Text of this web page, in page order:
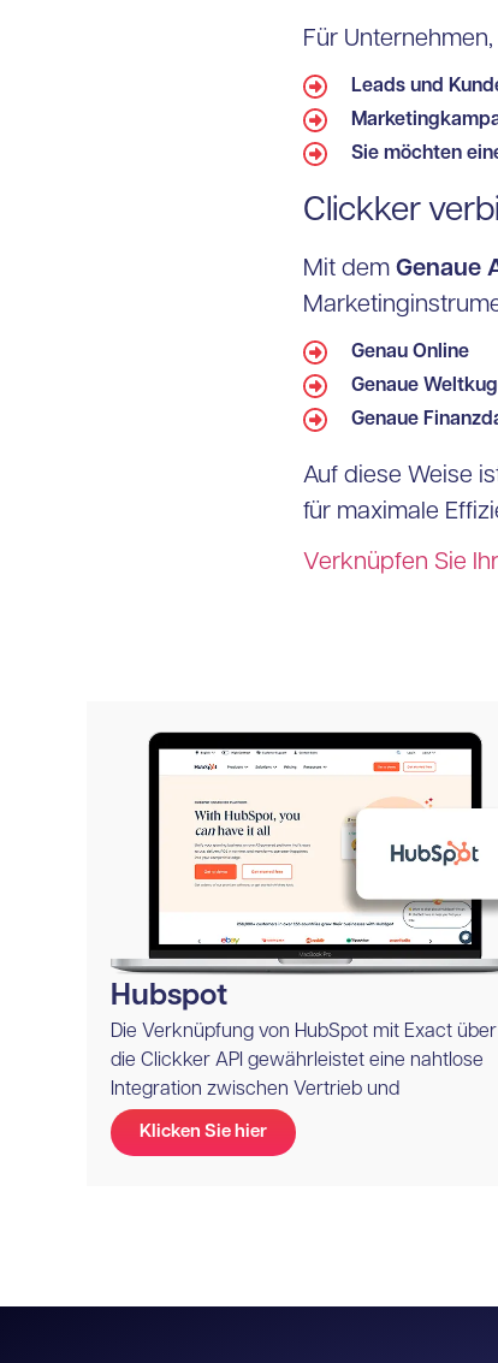
Für Unternehmen,
Leads und
Sie möchten
Clickker
Mit dem Genaue
Genau Online
Genaue
Genaue
Auf diese Weise
für maximale
Verknüpfen Sie
Hubspot
Die Verknüpfung von HubSpot mit Exact über
die Clickker API gewährleistet eine nahtlose
Integration zwischen Vertrieb und
Klicken Sie hier